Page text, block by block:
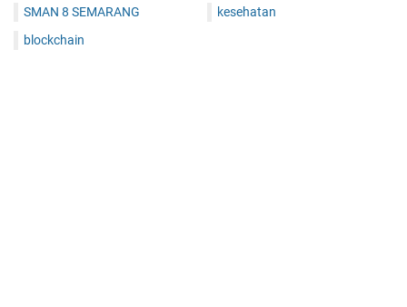
SMAN 8 SEMARANG
blockchain
kesehatan